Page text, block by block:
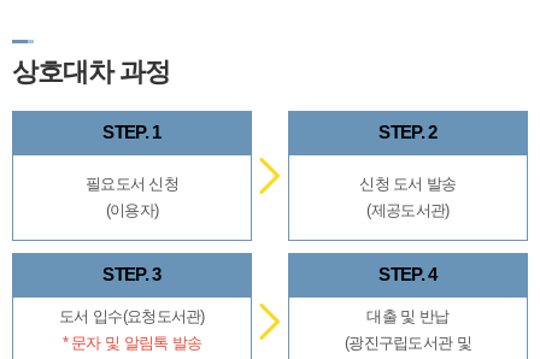
상호대차 과정
STEP. 1
필요도서 신청
(이용자)
STEP. 2
신청 도서 발송
(제공도서관)
STEP. 3
도서 입수(요청도서관)
* 문자 및 알림톡 발송
STEP. 4
대출 및 반납
(광진구립도서관 및